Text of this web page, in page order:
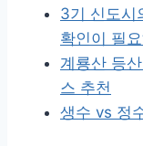
3기 신도시
확인이 필
계룡산 등
스 추천
생수 vs 정